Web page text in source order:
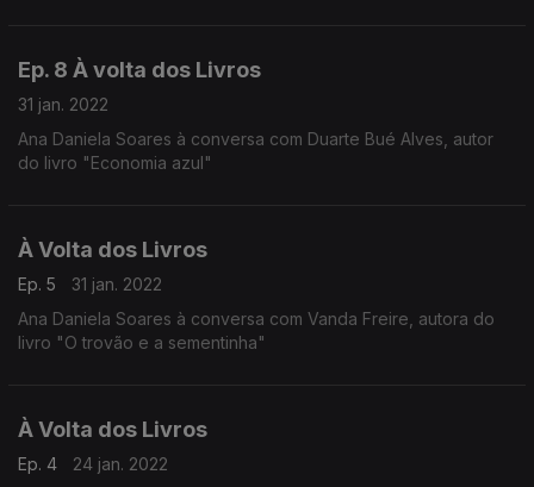
Ep. 8 À volta dos Livros
31 jan. 2022
Ana Daniela Soares à conversa com Duarte Bué Alves, autor
do livro "Economia azul"
À Volta dos Livros
Ep. 5
31 jan. 2022
Ana Daniela Soares à conversa com Vanda Freire, autora do
livro "O trovão e a sementinha"
À Volta dos Livros
Ep. 4
24 jan. 2022